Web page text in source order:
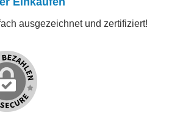
ausgezeichnet und zertifiziert!